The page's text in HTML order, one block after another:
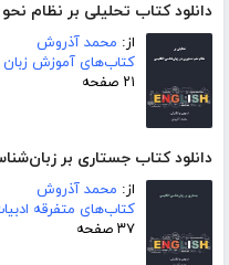
دانلود کتاب تحلیلی بر نظام
از: محمد آذروش
کتاب‌های آموزش زبان
۲۱ صفحه
دانلود کتاب جستاری بر
از: محمد آذروش
کتاب‌های متفرقه
۳۷ صفحه